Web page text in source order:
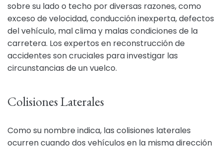
sobre su lado o techo por diversas razones, como
exceso de velocidad, conducción inexperta, defectos
del vehículo, mal clima y malas condiciones de la
carretera. Los expertos en reconstrucción de
accidentes son cruciales para investigar las
circunstancias de un vuelco.
Colisiones Laterales
Como su nombre indica, las colisiones laterales
ocurren cuando dos vehículos en la misma dirección